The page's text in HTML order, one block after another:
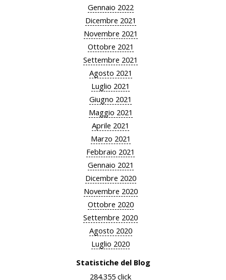
Gennaio 2022
Dicembre 2021
Novembre 2021
Ottobre 2021
Settembre 2021
Agosto 2021
Luglio 2021
Giugno 2021
Maggio 2021
Aprile 2021
Marzo 2021
Febbraio 2021
Gennaio 2021
Dicembre 2020
Novembre 2020
Ottobre 2020
Settembre 2020
Agosto 2020
Luglio 2020
Statistiche del Blog
284.355 click